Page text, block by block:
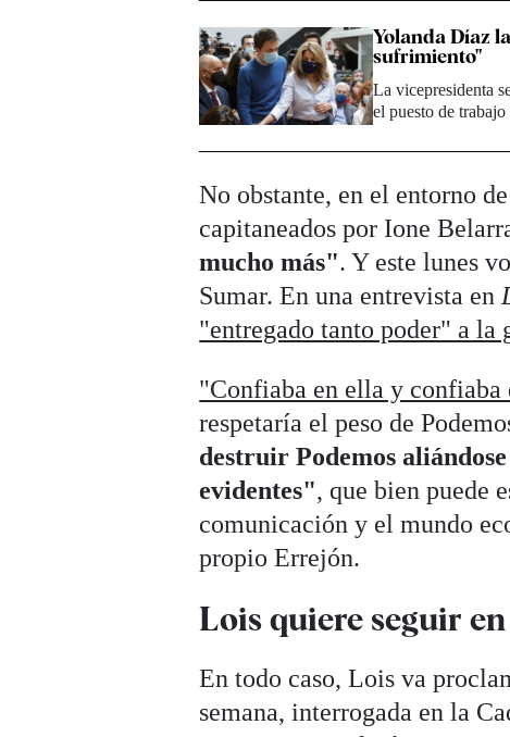
Yolanda Díaz
sufrimiento"
La vicepresidenta
el puesto de
No obstante, en el entorno
capitaneados por Ione
mucho más". Y este lunes
Sumar. En una entrevista en
"entregado tanto poder" a la
"Confiaba en ella y confiaba
respetaría el peso de
destruir Podemos
evidentes", que bien puede
comunicación y el mundo
propio Errejón.
Lois quiere seguir
En todo caso, Lois va
semana, interrogada en la